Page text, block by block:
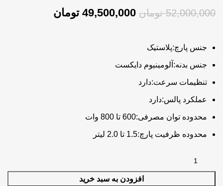
52,000,000 تومان 49,500,000 تومان
جنس پارچ:پلاستیک
جنس بدنه:آلومینیوم دایکست
تنظیمات سرعت:دارد
عملکرد پالس:دارد
محدوده توان مصرفی:600 تا 800 وات
محدوده ظرفیت پارچ:1.5 تا 2.0 لیتر
افزودن به سبد خرید